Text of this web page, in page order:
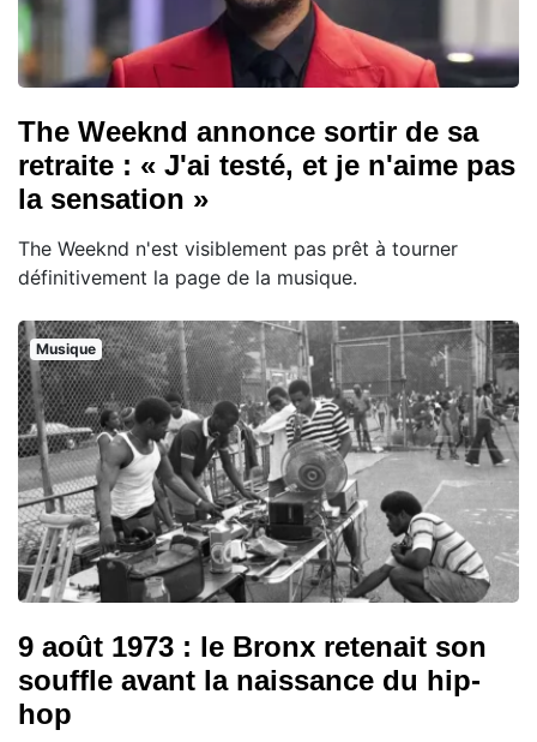
The Weeknd annonce sortir de sa
retraite : « J'ai testé, et je n'aime pas
la sensation »
The Weeknd n'est visiblement pas prêt à tourner
définitivement la page de la musique.
Musique
9 août 1973 : le Bronx retenait son
souffle avant la naissance du hip-
hop